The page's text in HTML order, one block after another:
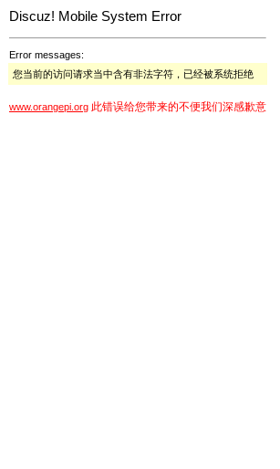
Discuz! Mobile System Error
Error messages:
您当前的访问请求当中含有非法字符，已经被系统拒绝
www.orangepi.org 此错误给您带来的不便我们深感歉意